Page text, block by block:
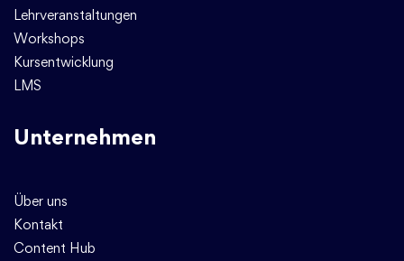
Lehrveranstaltungen
Workshops
Kursentwicklung
LMS
Unternehmen
Über uns
Kontakt
Content Hub